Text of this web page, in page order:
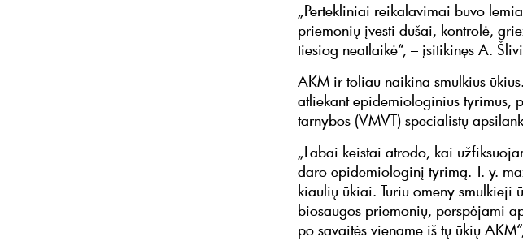
„Pertekliniai reikalavimai buvo
priemonių įvesti dušai, kontrolė,
tiesiog neatlaikė“, – įsitikinęs A.
AKM ir toliau naikina smulkius
atliekant epidemiologinius tyrimus,
tarnybos (VMVT) specialistų
„Labai keistai atrodo, kai
daro epidemiologinį tyrimą. T. y.
kiaulių ūkiai. Turiu omeny
biosaugos priemonių, perspėjami
po savaitės viename iš tų ūkių